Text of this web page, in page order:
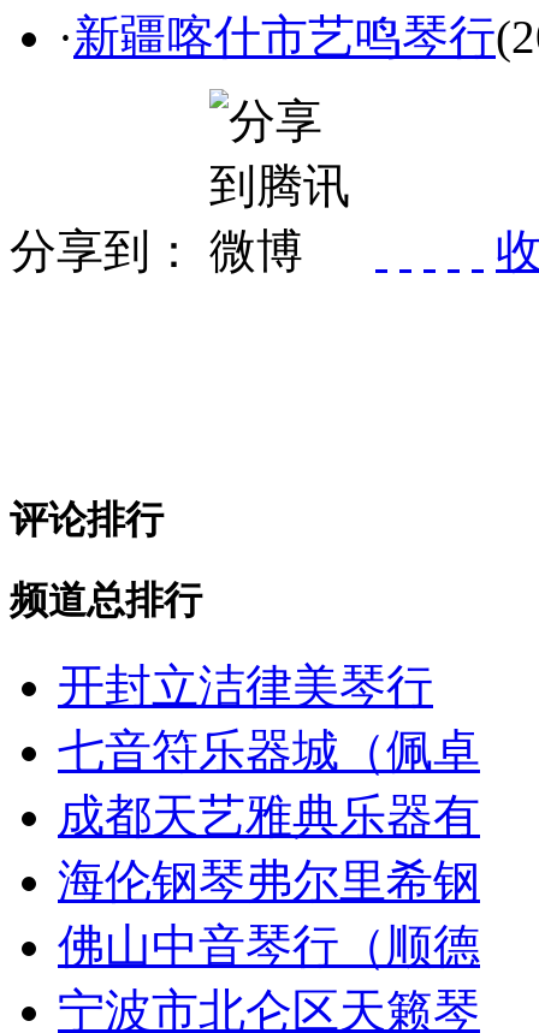
·新疆喀什市艺鸣琴行
分享到：
评论排行
频道总排行
开封立洁律美琴行
七音符乐器城（佩卓
成都天艺雅典乐器有
海伦钢琴弗尔里希钢
佛山中音琴行（顺德
宁波市北仑区天籁琴